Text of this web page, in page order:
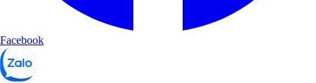
Facebook